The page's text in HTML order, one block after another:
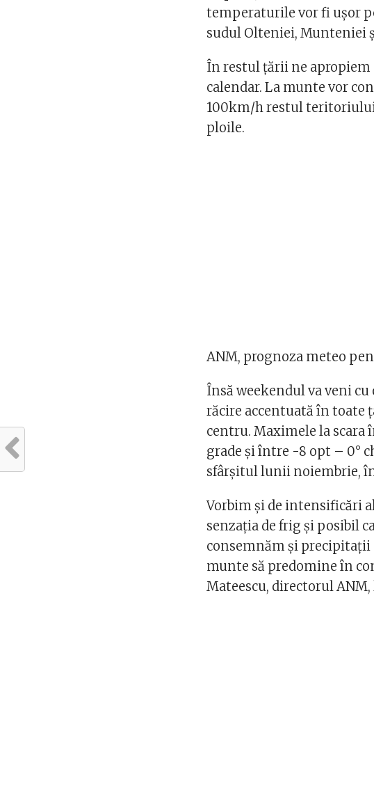
temperaturile vor fi ușor
sudul Olteniei, Munteniei
În restul țării ne
calendar. La munte vor
100km/h restul
ploile.
ANM, prognoza meteo
Însă weekendul va veni
răcire accentuată în toate
centru. Maximele la scara
grade și între -8 opt – 0°
sfârșitul lunii noiembrie,
Vorbim și de intensificări
senzația de frig și posibil
consemnăm și precipitații
munte să predomine în
Mateescu, directorul ANM,